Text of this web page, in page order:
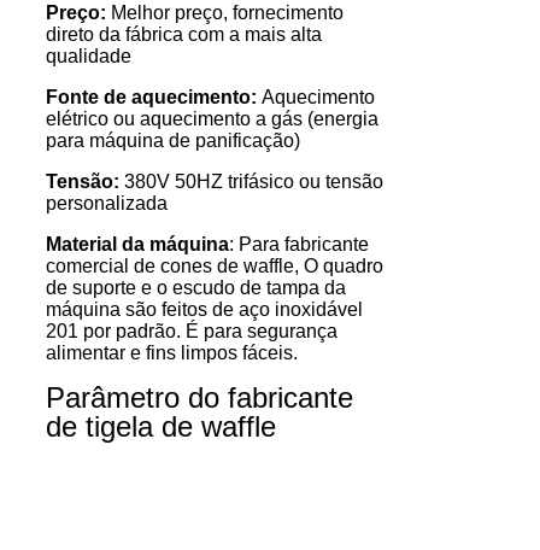
Preço: Melhor preço, fornecimento
direto da fábrica com a mais alta
qualidade
Fonte de aquecimento: Aquecimento
elétrico ou aquecimento a gás (energia
para máquina de panificação)
Tensão: 380V 50HZ trifásico ou tensão
personalizada
Material da máquina: Para fabricante
comercial de cones de waffle, O quadro
de suporte e o escudo de tampa da
máquina são feitos de aço inoxidável
201 por padrão. É para segurança
alimentar e fins limpos fáceis.
Parâmetro do fabricante
de tigela de waffle